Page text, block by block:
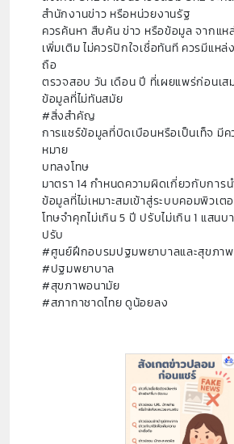
สำนักงานข่าว หรือหน่วยงานรัฐ
ควรค้นหา สืบค้น ข่าว หรือข้อมูล จากแห
เพิ่มเติม ไม่ควรปักใจเชื่อทันที ควรมีแหล่
ถือ
ตรวจสอบ วัน เดือน ปี ที่เผยแพร่ก่อนเส
ข้อมูลที่ไม่ทันสมัย
#สิ่งสำคัญ
การแชร์ข้อมูลที่บิดเบือนหรือเป็นเท็จ มี
หมาย
บทลงโทษ
มาตรา 14 กำหนดความผิดเกี่ยวกับการ
ข้อมูลที่ไม่เหมาะสมเข้าสู่ระบบคอมพิวเต
โทษจำคุกไม่เกิน 5 ปี ปรับไม่เกิน 1 แสน
ปรับ
#ศูนย์ฝึกอบรมปฐมพยาบาลและสุขภา
#ปฐมพยาบาล
#สุขภาพอนามัย
#สภากาชาดไทย ดูน้อยลง